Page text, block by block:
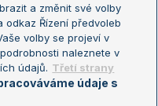
a změnit své volby
odkaz Řízení předvoleb
volby se projeví v
naleznete v
údajů. Třetí strany
údaje s